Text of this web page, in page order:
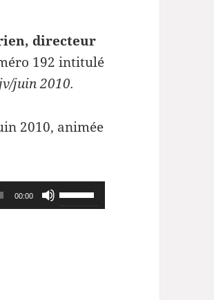
directeur
192 intitulé
juin 2010.
2010, animée
00:00
Utilisez
les